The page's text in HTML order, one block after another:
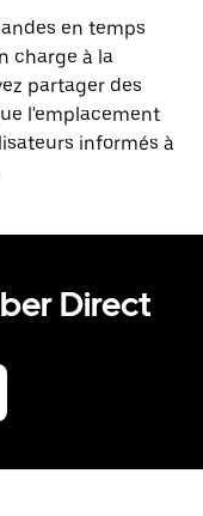
en temps
charge à la
partager des
l'emplacement
informés à
Direct